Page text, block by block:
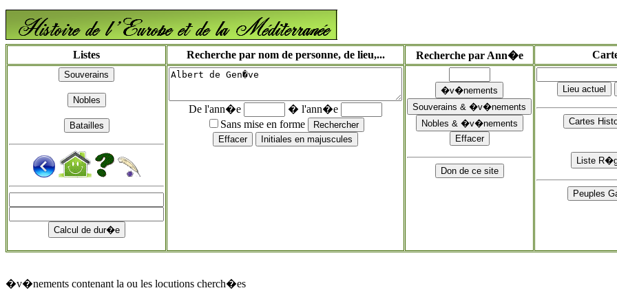
Listes Recherche par nom de personne, de lieu,... Recherche par Ann�e
De l'ann�e
� l'ann�e
Sans mise en forme
�v�nements contenant la ou les locutions cherch�es